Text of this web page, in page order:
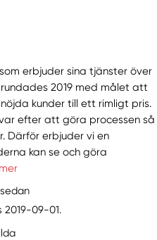
erbjuder sina tjänster över
2019 med målet att
kunder till ett rimligt pris.
efter att göra processen så
Därför erbjuder vi en
kan se och göra
2019-09-01.